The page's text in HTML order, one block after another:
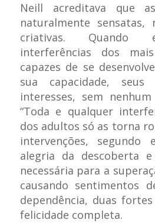
Neill acreditava que
naturalmente sensatas,
criativas. Quando
interferências dos
capazes de se
sua capacidade,
interesses, sem
“Toda e qualquer
dos adultos só as torna
intervenções, segundo
alegria da descoberta
necessária para a
causando sentimentos
dependência, duas
felicidade completa.